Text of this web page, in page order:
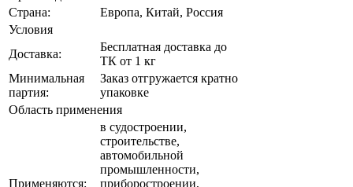
Страна:
Европа, Китай, Россия
Условия
Доставка:
Бесплатная доставка до
ТК от 1 кг
Минимальная
партия:
Заказ отгружается кратно
упаковке
Область применения
Применяются:
в судостроении,
строительстве,
автомобильной
промышленности,
приборостроении,